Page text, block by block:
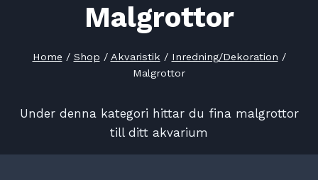
Malgrottor
Home / Shop / Akvaristik / Inredning/Dekoration /
Malgrottor
Under denna kategori hittar du fina malgrottor
till ditt akvarium